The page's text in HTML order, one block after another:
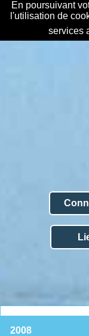
En poursuivant
l'utilisation de
services
2008